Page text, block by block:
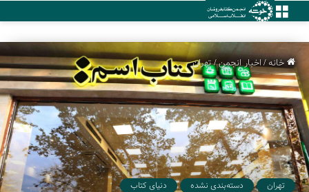
منو
خانه/اخبار انجمن/تهران
تهران دسته‌بندی نشده دنیای کتاب